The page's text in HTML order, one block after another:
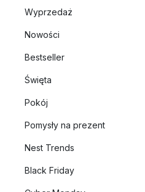
Wyprzedaż
Nowości
Bestseller
Święta
Pokój
Pomysły na prezent
Nest Trends
Black Friday